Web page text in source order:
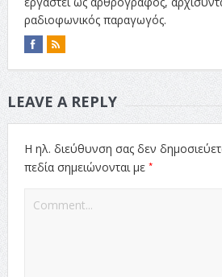
ραδιοφωνικός παραγωγός.
LEAVE A REPLY
Η ηλ. διεύθυνση σας δεν
πεδία σημειώνονται με *